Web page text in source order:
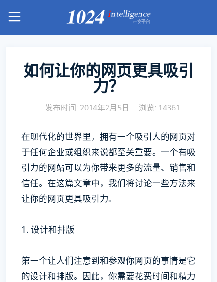
如何让你的网页更具吸引
力？
发布时间: 2014年2月5日 浏览: 14361
在现代化的世界里，拥有一个吸引人的网页对
于任何企业或组织来说都至关重要。一个有吸
引力的网站可以为你带来更多的流量、销售和
信任。在这篇文章中，我们将讨论一些方法来
让你的网页更具吸引力。
1. 设计和排版
第一个让人们注意到和参观你网页的事情是它
的设计和排版。因此，你需要花费时间和精力